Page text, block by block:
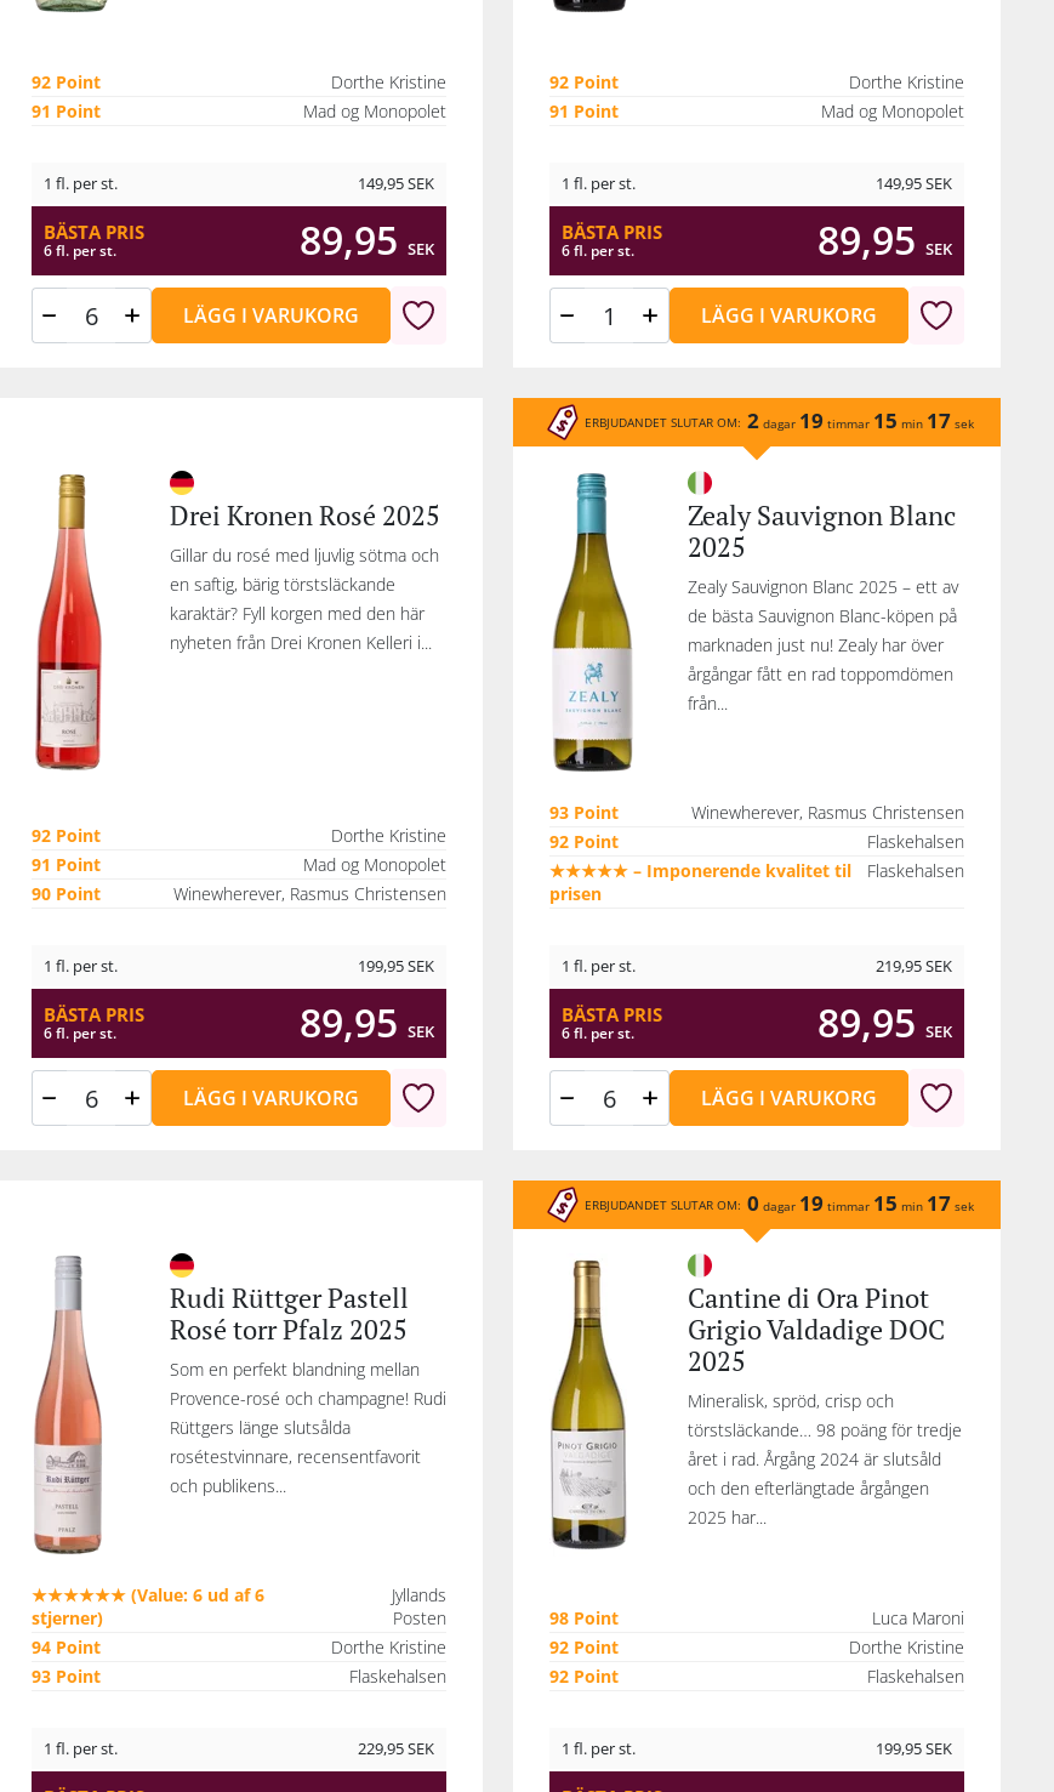
92 Point
Dorthe Kristine
91 Point
Mad og Monopolet
1 fl. per st. 149,95SEK
BÄSTA PRIS
6 fl. per st. 89,95 SEK
LÄGG I VARUKORG
92 Point
Dorthe Kristine
91 Point
Mad og Monopolet
1 fl. per st. 149,95SEK
BÄSTA PRIS
6 fl. per st. 89,95 SEK
LÄGG I VARUKORG
Drei Kronen Rosé 2025
Gillar du rosé med ljuvlig sötma och
en saftig, bärig törstsläckande
karaktär? Fyll korgen med den här
nyheten från Drei Kronen Kelleri i...
92 Point
Dorthe Kristine
91 Point
Mad og Monopolet
90 Point
Winewherever, Rasmus Christensen
1 fl. per st. 199,95SEK
BÄSTA PRIS
6 fl. per st. 89,95 SEK
LÄGG I VARUKORG
ERBJUDANDET SLUTAR OM: 2dagar 19 timmar 15 min 17 sek
Zealy Sauvignon Blanc
2025
Zealy Sauvignon Blanc 2025 – ett av
de bästa Sauvignon Blanc-köpen på
marknaden just nu! Zealy har över
årgångar fått en rad toppomdömen
från...
93 Point
Winewherever, Rasmus Christensen
92 Point
Flaskehalsen
★★★★★ – Imponerende kvalitet til
prisen
Flaskehalsen
1 fl. per st. 219,95SEK
BÄSTA PRIS
6 fl. per st. 89,95 SEK
LÄGG I VARUKORG
Rudi Rüttger Pastell
Rosé torr Pfalz 2025
Som en perfekt blandning mellan
Provence-rosé och champagne! Rudi
Rüttgers länge slutsålda
rosétestvinnare, recensentfavorit
och publikens...
★★★★★★ (Value: 6 ud af 6
stjerner)
Jyllands
Posten
94 Point
Dorthe Kristine
93 Point
Flaskehalsen
1 fl. per st. 229,95SEK
ERBJUDANDET SLUTAR OM: 0 dagar 19 timmar 15 min 17 sek
Cantine di Ora Pinot
Grigio Valdadige DOC
2025
Mineralisk, spröd, crisp och
törstsläckande… 98 poäng för tredje
året i rad. Årgång 2024 är slutsåld
och den efterlängtade årgången
2025 har...
98 Point
Luca Maroni
92 Point
Dorthe Kristine
92 Point
Flaskehalsen
1 fl. per st. 199,95SEK